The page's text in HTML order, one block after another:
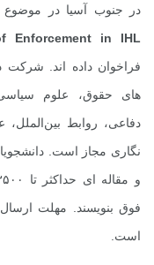
در جنوب آسیا در
Enforcement in IHL
فراخوان داده اند. شرکت
های حقوق، علوم
دفاعی، روابط
نگاری مجاز است.
است.